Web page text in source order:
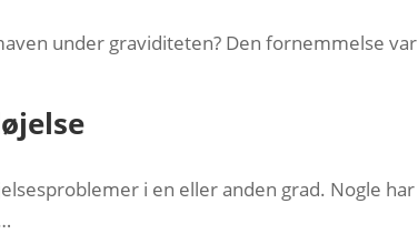
under graviditeten? Den fornemmelse
i en eller anden grad. Nogle har